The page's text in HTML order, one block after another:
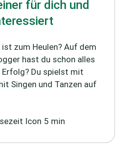
für dich und
zum Heulen? Auf dem
hast du schon alles
Du spielst mit
Singen und Tanzen auf
5 min